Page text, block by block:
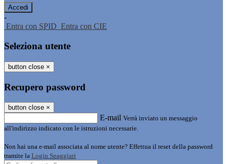
-
Entra con SPID Entra con CIE
Seleziona utente
button close ×
Recupero password
button close ×
E-mail Verrà inviato un messaggio
all'indirizzo indicato con le istruzioni necessarie.
Non hai una e-mail associata al nome utente? Effettua il reset della password
tramite la Login Spaggiari